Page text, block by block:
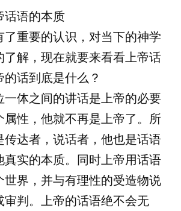
话语的本质
重要的认识，对当下的神学
了解，现在就要来看看上帝话
话到底是什么？
一体之间的讲话是上帝的必要
属性，他就不再是上帝了。所
传达者，说话者，他也是话语
真实的本质。同时上帝用话语
世界，并与有理性的受造物说
审判。上帝的话语绝不会无